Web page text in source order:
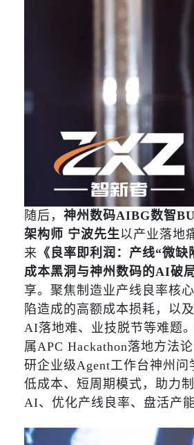
随后， 神州数码AIBG数智
架构师 宁波先生以产业落地
来 《良率即利润：产线“微
成本黑洞与神州数码的AI破局
享。聚焦制造业产线良率核
陷造成的高额成本损耗，以
AI落地难、业技脱节等难题
属APC Hackathon落地方法
研企业级Agent工作台神州问
低成本、短周期模式，助力
AI、优化产线良率、盘活产能